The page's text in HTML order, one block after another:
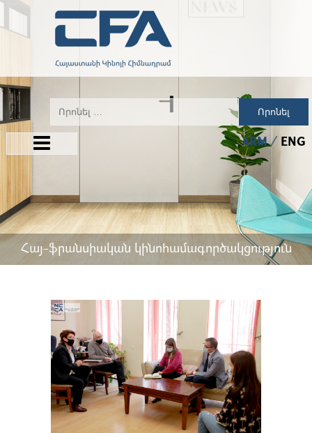
Որոնել
ARM ENG
Հայ-ֆրանսիական կինոհամագործակցություն